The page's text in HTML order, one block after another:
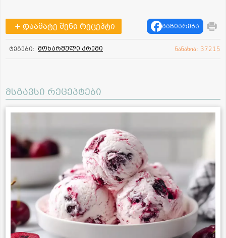
დაამატე შენი რეცეპტი გაზიარება
ტეგები: მოხარშული კრემი ნანახია: 37215
მსგავსი რეცეპტები